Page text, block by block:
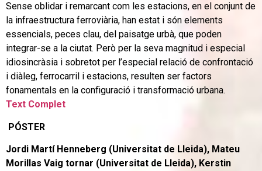
Sense oblidar i remarcant com les estacions, en el conjunt de
la infraestructura ferroviària, han estat i són elements
essencials, peces clau, del paisatge urbà, que poden
integrar-se a la ciutat. Però per la seva magnitud i especial
idiosincràsia i sobretot per l’especial relació de confrontació
i diàleg, ferrocarril i estacions, resulten ser factors
fonamentals en la configuració i transformació urbana.
Text Complet
PÓSTER
Jordi Martí Henneberg (Universitat de Lleida), Mateu
Morillas Vaig tornar (Universitat de Lleida), Kerstin